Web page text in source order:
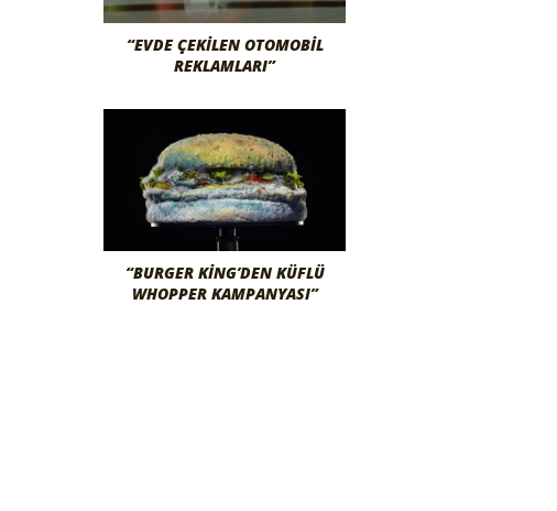
“EVDE ÇEKILEN OTOMOBIL
REKLAMLARI”
“BURGER KING’DEN KÜFLÜ
WHOPPER KAMPANYASI”